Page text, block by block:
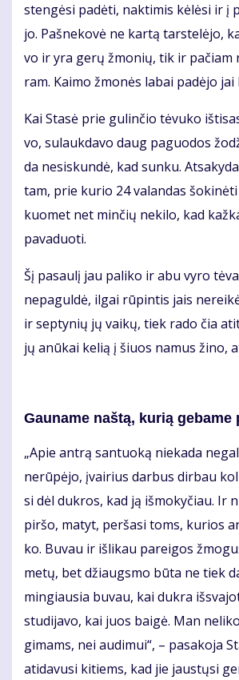
sten­gė­si pa­dė­ti, nak­ti­mis kė­lė­si ir į
jo. Pa­šne­ko­vė ne kar­tą tars­te­lė­jo,
vo ir yra ge­rų žmo­nių, tik ir
ram. Kai­mo žmo­nės la­bai pa­dė­jo
Kai Sta­sė prie gu­lin­čio tė­vu­ko
vo, su­lauk­da­vo daug pa­guo­dos
da ne­si­skun­dė, kad sun­ku.
tam, prie ku­rio 24 va­lan­das
kuo­met net min­čių ne­ki­lo, kad
pa­va­duo­ti.
Šį pa­sau­lį jau pa­li­ko ir abu vy­ro
ne­pa­gul­dė, il­gai rū­pin­tis jais
ir sep­ty­nių jų vai­kų, tiek ra­do čia
jų anū­kai ke­lią į šiuos na­mus ži­no,
Gau­na­me naš­tą, ku­rią ge­ba­me
„Apie an­trą san­tuo­ką nie­ka­da
ne­rū­pė­jo, įvai­rius dar­bus dir­bau
si dėl duk­ros, kad ją iš­mo­ky­čiau. Ir
pir­šo, ma­tyt, per­ša­si toms, ku­rios
ko. Bu­vau ir iš­li­kau pa­rei­gos
me­tų, bet džiaugs­mo bū­ta ne tiek
min­giau­sia bu­vau, kai duk­ra
stu­di­ja­vo, kai juos bai­gė. Man
gi­mams, nei au­di­mui“, – pa­sa­ko­ja
ati­da­vu­si ki­tiems, kad jie jaus­tų­si